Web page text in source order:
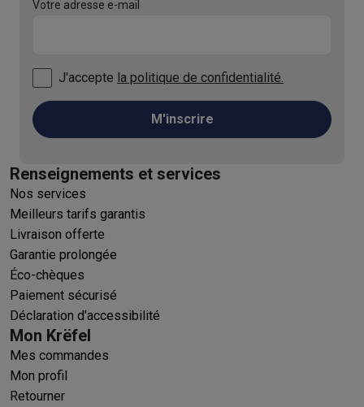
Votre adresse e-mail
J'accepte la politique de confidentialité.
M'inscrire
Renseignements et services
Nos services
Meilleurs tarifs garantis
Livraison offerte
Garantie prolongée
Éco-chèques
Paiement sécurisé
Déclaration d'accessibilité
Mon Krëfel
Mes commandes
Mon profil
Retourner